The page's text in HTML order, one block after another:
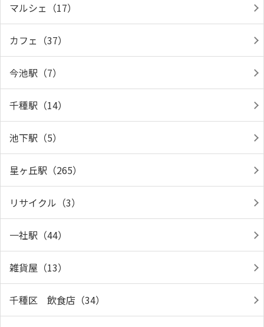
マルシェ（17）
カフェ（37）
今池駅（7）
千種駅（14）
池下駅（5）
星ヶ丘駅（265）
リサイクル（3）
一社駅（44）
雑貨屋（13）
千種区 飲食店（34）